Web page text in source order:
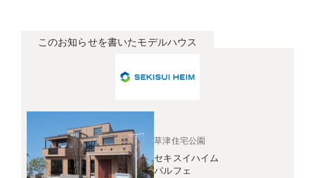
このお知らせを書いたモデルハウス
草津住宅公園
セキスイハイム
パルフェ